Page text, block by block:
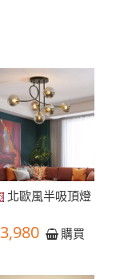
北歐風半吸頂燈
3,980 購買